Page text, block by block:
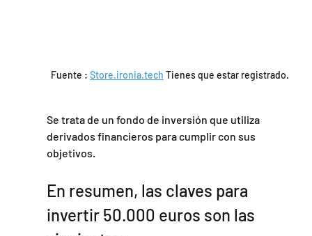
Fuente : Store.ironia.tech Tienes que estar registrado.
Se trata de un fondo de inversión que utiliza
derivados financieros para cumplir con sus
objetivos.
En resumen, las claves para
invertir 50.000 euros son las